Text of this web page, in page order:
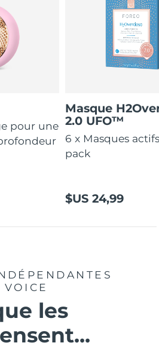
pour une
Masque
2.0 UFO™
6 x Masques
pack
$US 24,99
les